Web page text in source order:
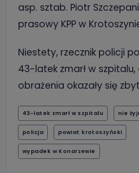
asp. sztab. Piotr
prasowy KPP w
Niestety, rzecznik policji
43-latek zmarł w
obrażenia okazały się
43-latek zmarł w szpitalu nie
policja powiat krotoszyński
wypadek w Konarzewie